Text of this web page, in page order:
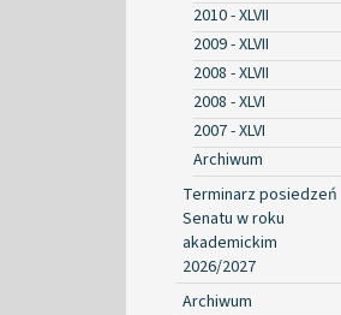
2010 - XLVII
2009 - XLVII
2008 - XLVII
2008 - XLVI
2007 - XLVI
Archiwum
Terminarz posiedzeń
Senatu w roku
akademickim
2026/2027
Archiwum